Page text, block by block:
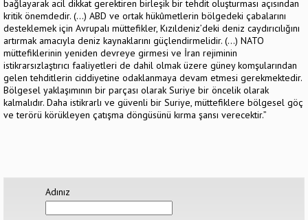
bağlayarak acil dikkat gerektiren birleşik bir tehdit oluşturması açısından
kritik önemdedir. (…) ABD ve ortak hükûmetlerin bölgedeki çabalarını
desteklemek için Avrupalı müttefikler, Kızıldeniz’deki deniz caydırıcılığını
artırmak amacıyla deniz kaynaklarını güçlendirmelidir. (…) NATO
müttefiklerinin yeniden devreye girmesi ve İran rejiminin
istikrarsızlaştırıcı faaliyetleri de dahil olmak üzere güney komşularından
gelen tehditlerin ciddiyetine odaklanmaya devam etmesi gerekmektedir.
Bölgesel yaklaşımının bir parçası olarak Suriye bir öncelik olarak
kalmalıdır. Daha istikrarlı ve güvenli bir Suriye, müttefiklere bölgesel göç
ve terörü körükleyen çatışma döngüsünü kırma şansı verecektir.”
Adınız